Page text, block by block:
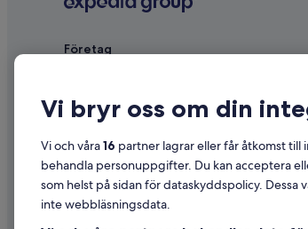
Företag
Jobb
Samarbete
Reklam
Vi bryr oss om din
Vi och våra16 partner lagrar eller får åtkomst till
behandla personuppgifter. Du kan acceptera
som helst på sidan för dataskyddspolicy. Dessa
inte webbläsningsdata.